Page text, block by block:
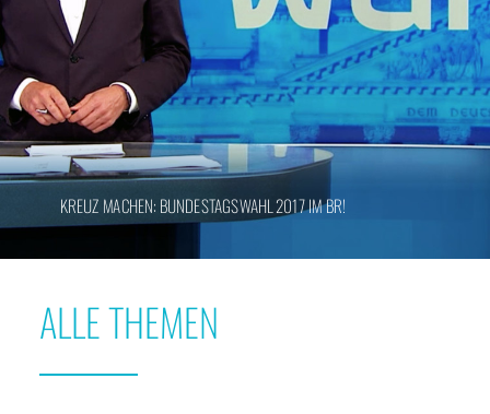
KREUZ MACHEN: BUNDESTAGSWAHL 2017 IM BR!
ALLE THEMEN